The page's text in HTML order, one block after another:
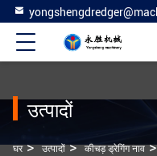
उत्पादों
घर > उत्पादों > कीचड़ ड्रेगिंग नाव >